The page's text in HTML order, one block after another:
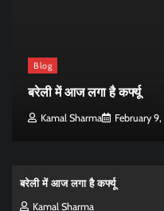
Blog
बरेली में आज लगा है कर्फ्यू
Kamal Sharma February
बरेली में आज लगा है कर्फ्यू
Kamal Sharma